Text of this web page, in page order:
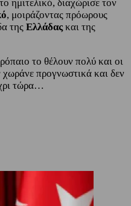
ημιτελικό, διαχώρισε τον
, μοιράζοντας πρόωρους
της Ελλάδας και της
το θέλουν πολύ και οι
χωράνε προγνωστικά και δεν
τώρα…